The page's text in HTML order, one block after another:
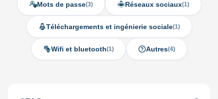
Mots de passe(3) Réseaux sociaux(1)
Téléchargements et ingénierie sociale(1)
Wifi et bluetooth(1) Autres(4)